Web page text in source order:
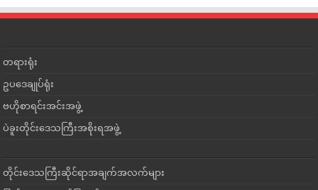
တရားရုံး
ဥပဒေချုပ်ရုံး
ဗဟိုစာရင်းအင်းအဖွဲ့
ပဲခူးတိုင်းဒေသကြီးအစိုးရအဖွဲ့
တိုင်းဒေသကြီးဆိုင်ရာအချက်အလက်များ